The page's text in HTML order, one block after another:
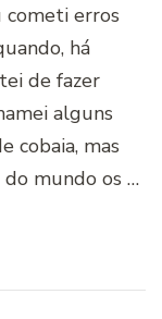
cometi erros
há
de fazer
alguns
cobaia, mas
do mundo os …